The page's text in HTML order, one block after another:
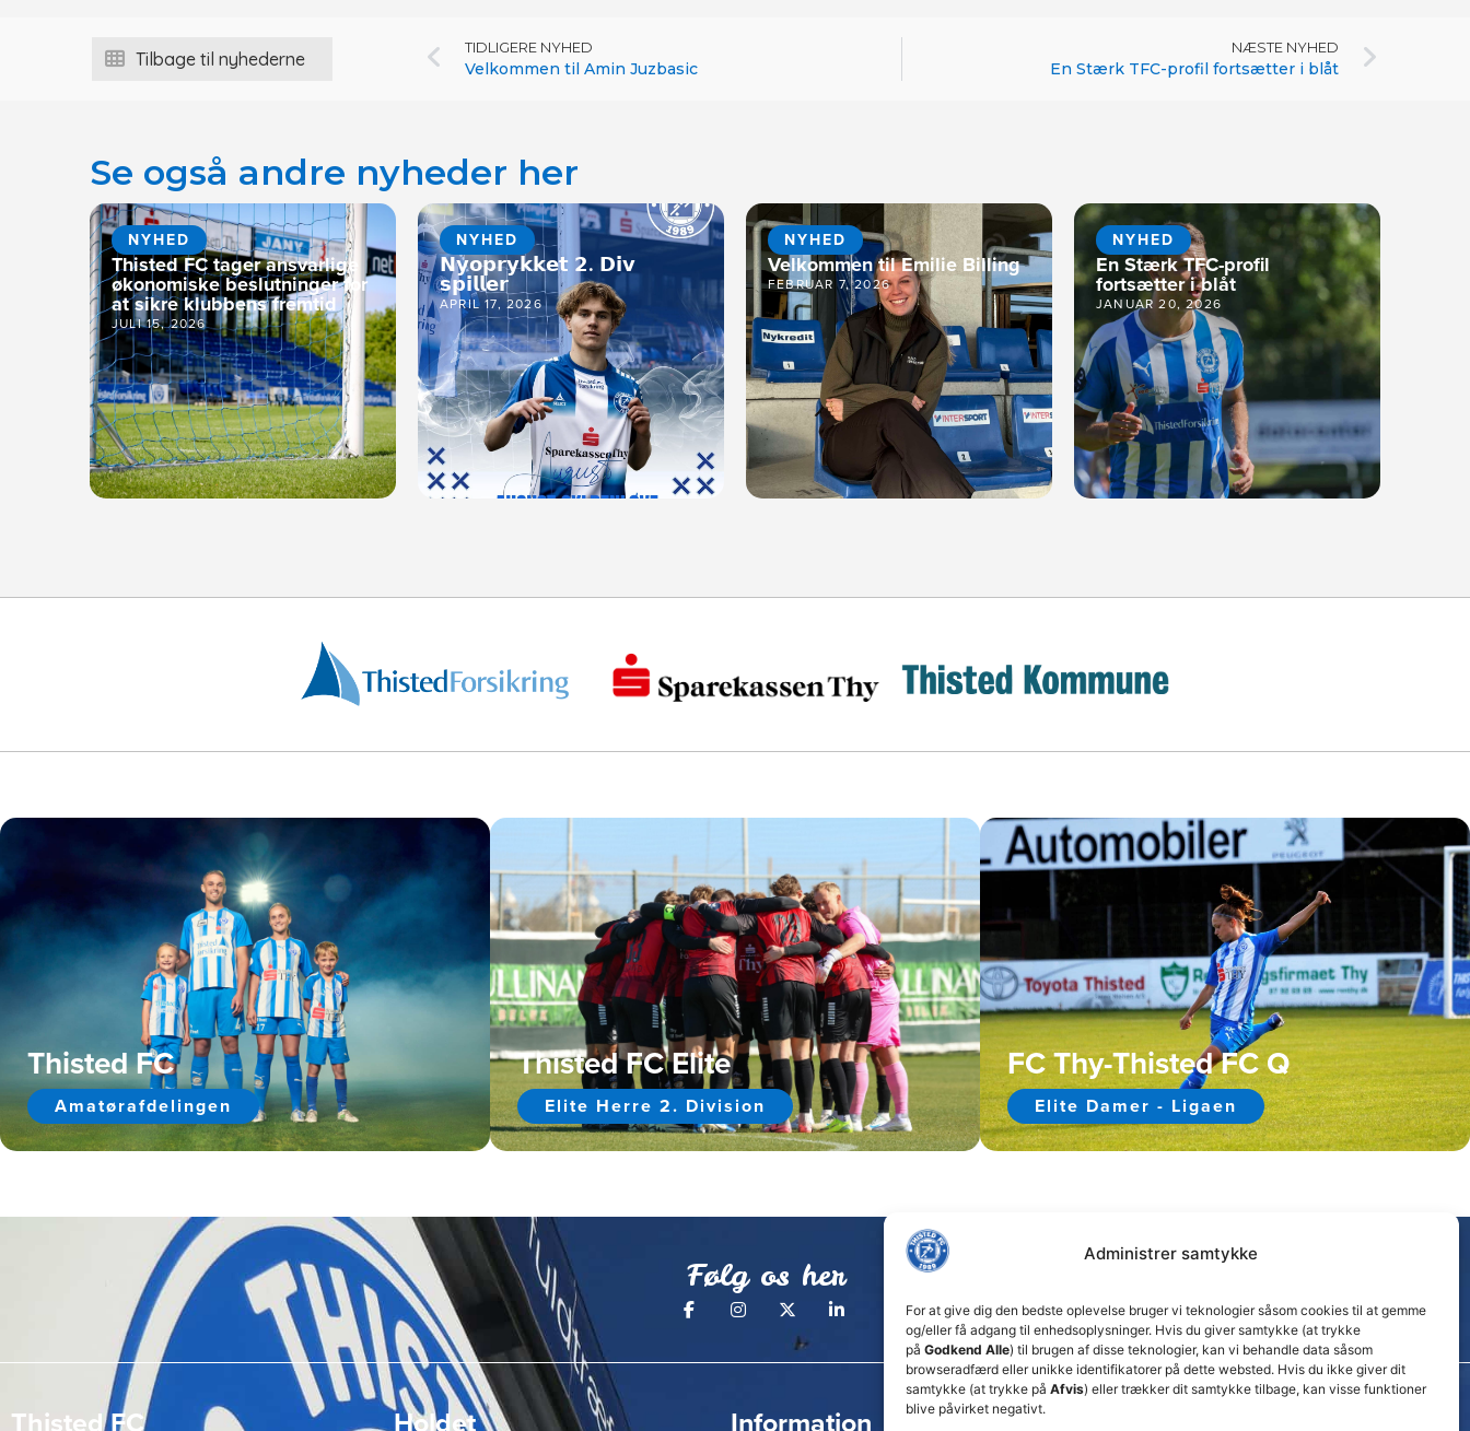
Administrer samtykke
For at give dig den bedste oplevelse bruger vi teknologier såsom cookies til at gemme
og/eller få adgang til enhedsoplysninger. Hvis du giver samtykke (at trykke
på Godkend Alle) til brugen af disse teknologier, kan vi behandle data såsom
browseradfærd eller unikke identifikatorer på dette websted. Hvis du ikke giver dit
samtykke (at trykke på Afvis) eller trækker dit samtykke tilbage, kan visse funktioner
blive påvirket negativt.
Tilbage til nyhederne
TIDLIGERE NYHED
Velkommen til Amin Juzbasic
NÆSTE NYHED
En Stærk TFC-profil fortsætter i blåt
Se også andre nyheder her
NYHED
Thisted FC tager ansvarlige
økonomiske beslutninger for
at sikre klubbens fremtid
JULI 15, 2026
NYHED
𝗡𝘆𝗼𝗽𝗿𝘆𝗸𝗸𝗲𝘁 𝟮. 𝗗𝗶𝘃
𝘀𝗽𝗶𝗹𝗹𝗲𝗿
APRIL 17, 2026
NYHED
Velkommen til Emilie Billing
FEBRUAR 7, 2026
NYHED
En Stærk TFC-profil
fortsætter i blåt
JANUAR 20, 2026
Thisted FC
Amatørafdelingen
Thisted FC Elite
Elite Herre 2. Division
FC Thy-Thisted FC Q
Elite Damer - Ligaen
Følg os her
Thisted FC Holdet Information